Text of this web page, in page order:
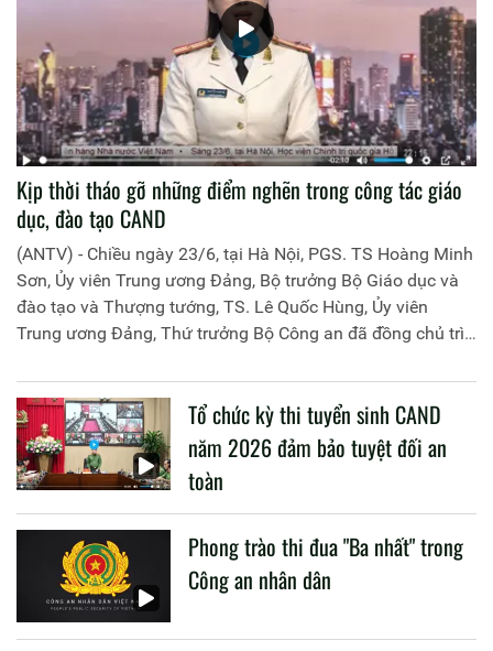
Kịp thời tháo gỡ những điểm nghẽn trong công tác giáo
dục, đào tạo CAND
(ANTV) - Chiều ngày 23/6, tại Hà Nội, PGS. TS Hoàng Minh
Sơn, Ủy viên Trung ương Đảng, Bộ trưởng Bộ Giáo dục và
đào tạo và Thượng tướng, TS. Lê Quốc Hùng, Ủy viên
Trung ương Đảng, Thứ trưởng Bộ Công an đã đồng chủ trì
liên quan đến công tác giáo dục và đào tạo của lực lượng
CAND.
Tổ chức kỳ thi tuyển sinh CAND
năm 2026 đảm bảo tuyệt đối an
toàn
Phong trào thi đua "Ba nhất" trong
Công an nhân dân